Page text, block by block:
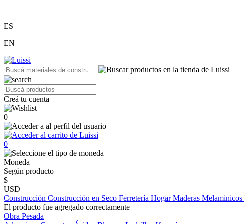
ES
EN
Creá tu cuenta
0
0
Moneda
Según producto
$
USD
Construcción Construcción en Seco Ferretería HogarMaderas Melaminicos
El producto fue agregado correctamente
Obra Pesada